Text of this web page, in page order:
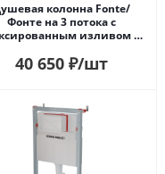
колонна Fonte/
Фонте на 3 потока с
изливом и
смесителем, хром
40 650 ₽/шт